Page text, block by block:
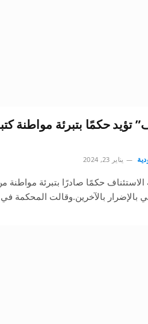
تؤيد حكمًا بتبرئة مواطنة
يناير 23, 2024
حكمًا صادرًا بتبرئة مواطنة
بالإضرار بالآخرين.وقالت المحكمة